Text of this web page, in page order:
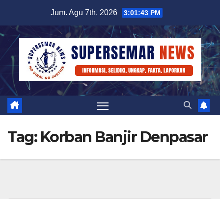
content
Jum. Agu 7th, 2026 3:01:44 PM
Tag: Korban Banjir Denpasar